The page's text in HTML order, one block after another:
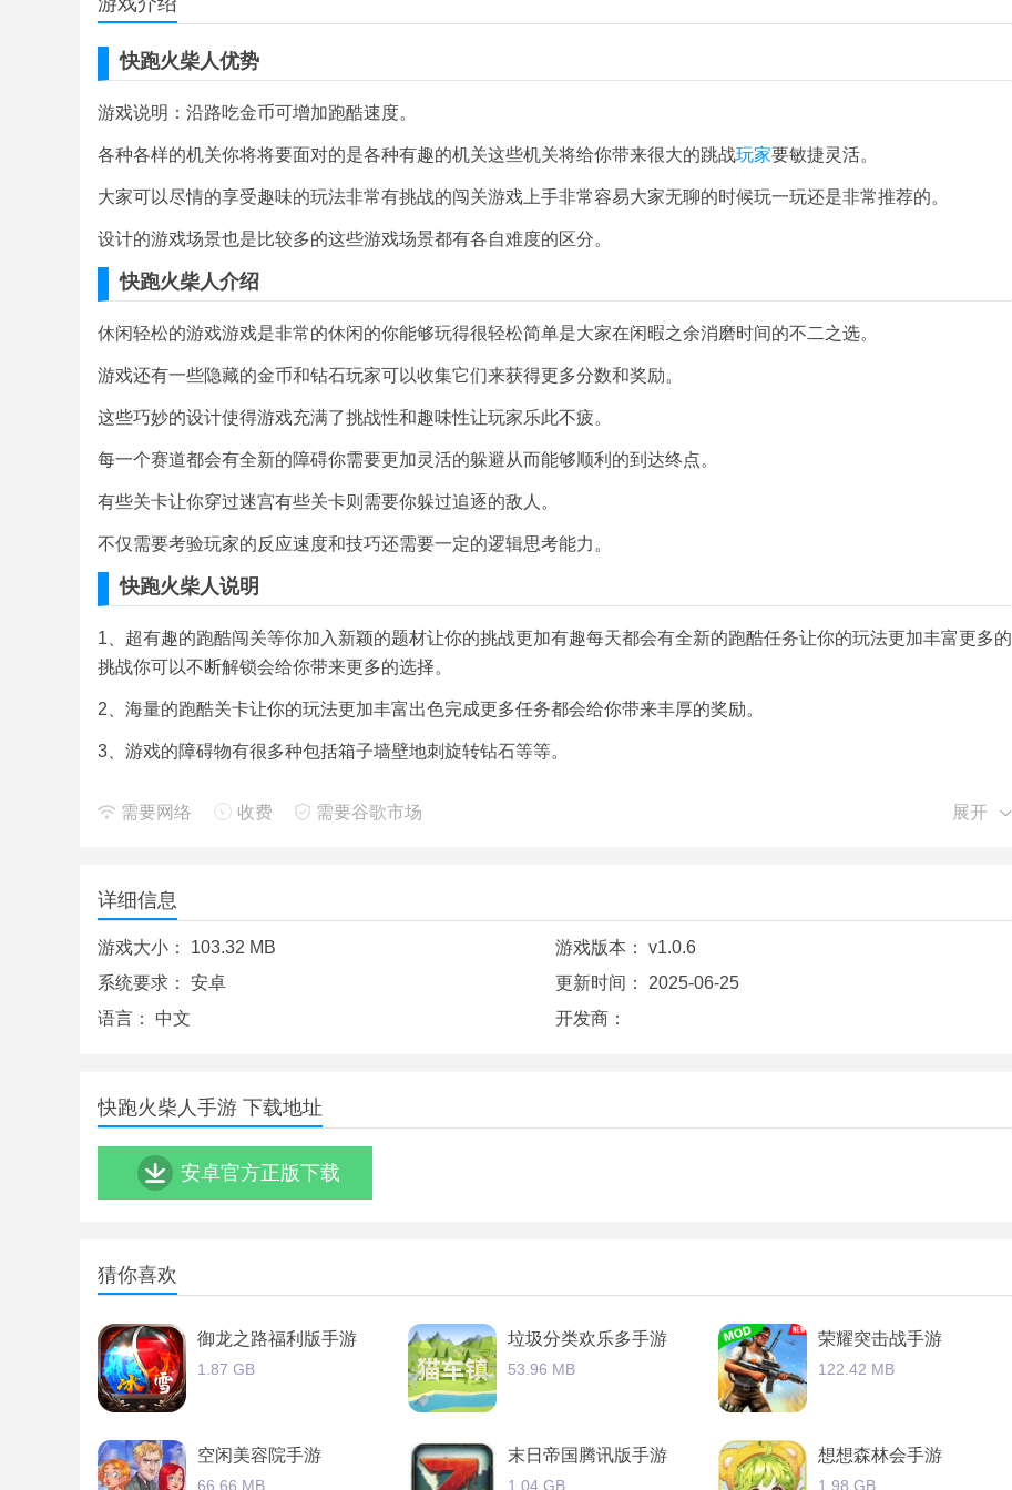
快跑火柴人优势
游戏说明：沿路吃金币可增加跑酷速度。
各种各样的机关你将将要面对的是各种有趣的机关这些机关将给你带来很大的跳战玩家要敏捷灵活。
大家可以尽情的享受趣味的玩法非常有挑战的闯关游戏上手非常容易大家无聊的时候玩一玩还是非常推荐的。
设计的游戏场景也是比较多的这些游戏场景都有各自难度的区分。
快跑火柴人介绍
休闲轻松的游戏游戏是非常的休闲的你能够玩得很轻松简单是大家在闲暇之余消磨时间的不二之选。
游戏还有一些隐藏的金币和钻石玩家可以收集它们来获得更多分数和奖励。
这些巧妙的设计使得游戏充满了挑战性和趣味性让玩家乐此不疲。
每一个赛道都会有全新的障碍你需要更加灵活的躲避从而能够顺利的到达终点。
有些关卡让你穿过迷宫有些关卡则需要你躲过追逐的敌人。
不仅需要考验玩家的反应速度和技巧还需要一定的逻辑思考能力。
快跑火柴人说明
1、超有趣的跑酷闯关等你加入新颖的题材让你的挑战更加有趣每天都会有全新的跑酷任务让你的玩法更加丰富更多的
挑战你可以不断解锁会给你带来更多的选择。
2、海量的跑酷关卡让你的玩法更加丰富出色完成更多任务都会给你带来丰厚的奖励。
3、游戏的障碍物有很多种包括箱子墙壁地刺旋转钻石等等。
随着关卡的不断往后难度会逐步的提升火箭炮的威力会越来越大玩家需要面对的各种挑战也是一样。
丰富的游戏关卡超级多的关卡将给你带来很多有趣的玩法和体验这款游戏的内容是做得很不错的。
游戏的操作非常流畅完全不用担心卡顿或者掉帧的问题。
玩家可以使用游戏中提供的道具和技能让火柴人成为真正的跑酷高手每个道具都很有意思注意收集到。
需要网络 收费 需要谷歌市场 展开
详细信息
游戏大小： 103.32 MB 游戏版本： v1.0.6
系统要求： 安卓 更新时间： 2025-06-25
语言： 中文 开发商：
快跑火柴人手游 下载地址
安卓官方正版下载
猜你喜欢
御龙之路福利版手游
1.87 GB
垃圾分类欢乐多手游
53.96 MB
荣耀突击战手游
122.42 MB
空闲美容院手游
66.66 MB
末日帝国腾讯版手游
1.04 GB
想想森林会手游
1.98 GB